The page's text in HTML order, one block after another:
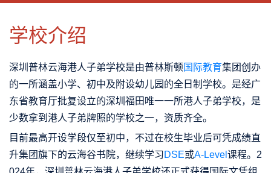
学校介绍
深圳普林云海港人子弟学校是由普林斯顿 国际教育集团创办
的一所涵盖小学、初中及附设幼儿园的全日制学校。是经广
东省教育厅批复设立的深圳福田唯一一所港人子弟学校，是
少数拿到港人子弟牌照的学校之一，资质齐全。
目前最高开设学段仅至初中，不过在校生毕业后可凭成绩直
升集团旗下的云海谷书院，继续学习DSE或A-Level 课程。2